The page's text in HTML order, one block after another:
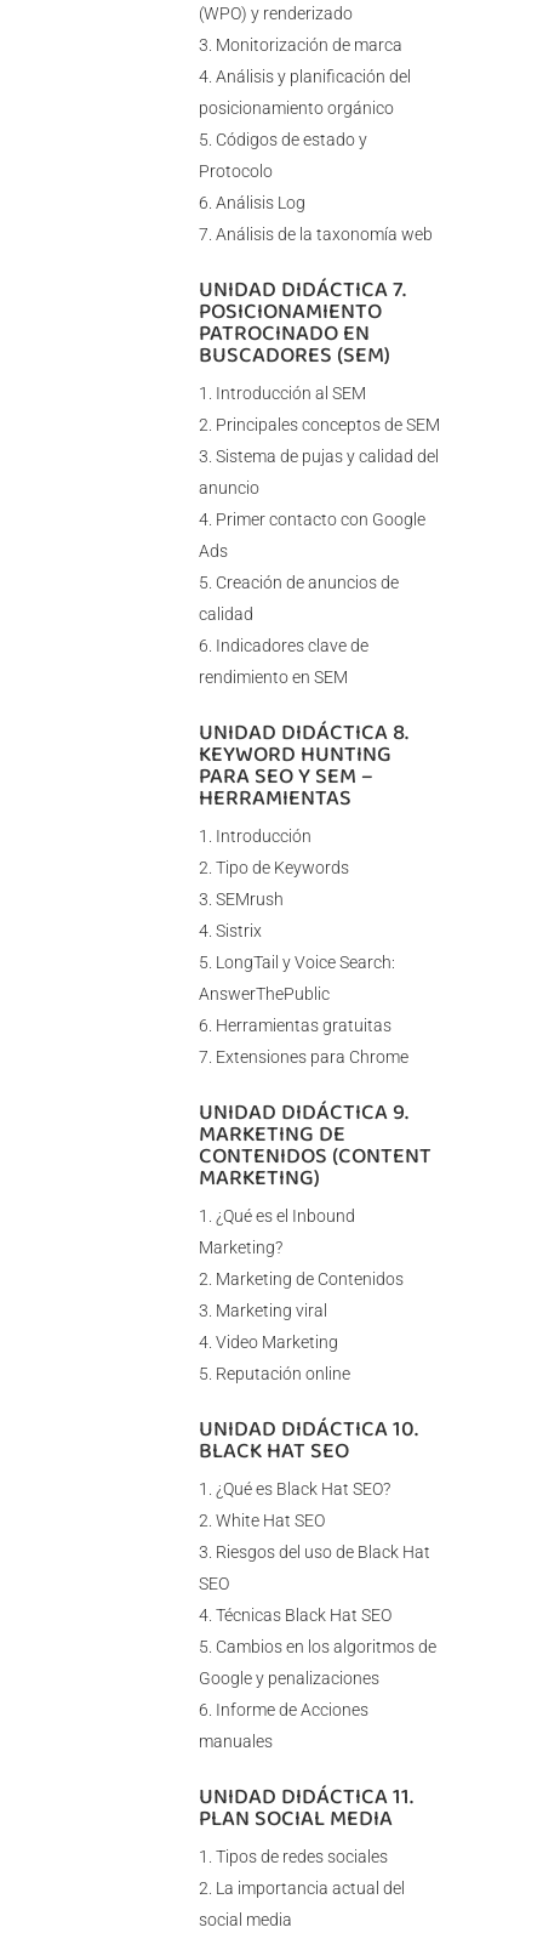
(WPO) y renderizado
Monitorización de marca
Análisis y planificación del
posicionamiento orgánico
Códigos de estado y
Protocolo
Análisis Log
Análisis de la taxonomía web
UNIDAD DIDÁCTICA 7.
POSICIONAMIENTO
PATROCINADO EN
BUSCADORES (SEM)
Introducción al SEM
Principales conceptos de SEM
Sistema de pujas y calidad del
anuncio
Primer contacto con Google
Ads
Creación de anuncios de
calidad
Indicadores clave de
rendimiento en SEM
UNIDAD DIDÁCTICA 8.
KEYWORD HUNTING
PARA SEO Y SEM –
HERRAMIENTAS
Introducción
Tipo de Keywords
SEMrush
Sistrix
LongTail y Voice Search:
AnswerThePublic
Herramientas gratuitas
Extensiones para Chrome
UNIDAD DIDÁCTICA 9.
MARKETING DE
CONTENIDOS (CONTENT
MARKETING)
¿Qué es el Inbound
Marketing?
Marketing de Contenidos
Marketing viral
Video Marketing
Reputación online
UNIDAD DIDÁCTICA 10.
BLACK HAT SEO
¿Qué es Black Hat SEO?
White Hat SEO
Riesgos del uso de Black Hat
SEO
Técnicas Black Hat SEO
Cambios en los algoritmos de
Google y penalizaciones
Informe de Acciones
manuales
UNIDAD DIDÁCTICA 11.
PLAN SOCIAL MEDIA
Tipos de redes sociales
La importancia actual del
social media